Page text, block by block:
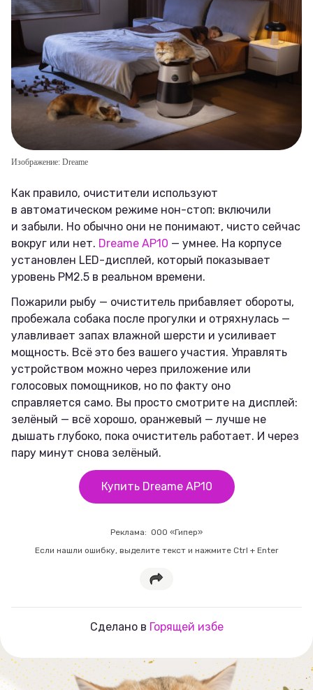
Изображение: Dreame
Как правило, очистители используют
в автоматическом режиме нон-стоп: включили
и забыли. Но обычно они не понимают, чисто сейчас
вокруг или нет. Dreame AP10 — умнее. На корпусе
установлен LED-дисплей, который показывает
уровень PM2.5 в реальном времени.
Пожарили рыбу — очиститель прибавляет обороты,
пробежала собака после прогулки и отряхнулась —
улавливает запах влажной шерсти и усиливает
мощность. Всё это без вашего участия. Управлять
устройством можно через приложение или
голосовых помощников, но по факту оно
справляется само. Вы просто смотрите на дисплей:
зелёный — всё хорошо, оранжевый — лучше не
дышать глубоко, пока очиститель работает. И через
пару минут снова зелёный.
Купить Dreame AP10
Реклама: ООО «Гипер»
Если нашли ошибку, выделите текст и нажмите Ctrl + Enter
Сделано в Горящей избе